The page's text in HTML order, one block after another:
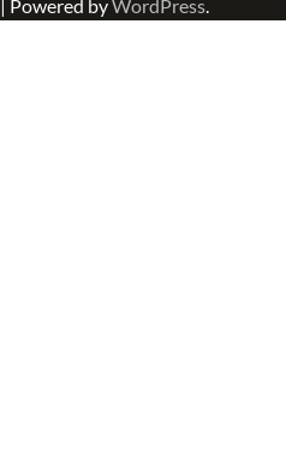
| Powered byWordPress.